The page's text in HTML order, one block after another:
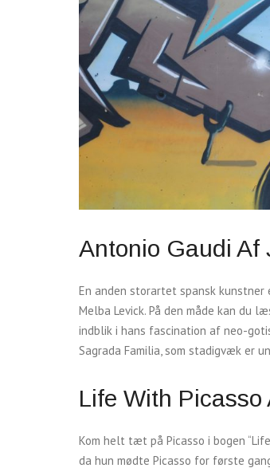
Antonio Gaudi Af
En anden storartet spansk kunstner
Melba Levick. På den måde kan du
indblik i hans fascination af neo-
Sagrada Familia, som stadigvæk er
Life With
Kom helt tæt på Picasso i bogen
da hun mødte Picasso for første